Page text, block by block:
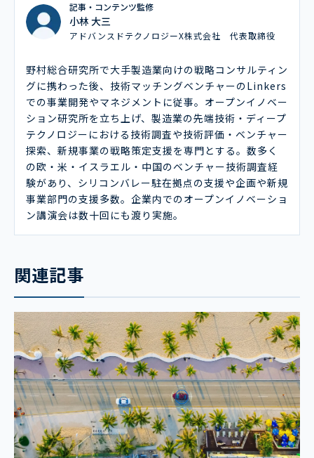
記事・コンテンツ監修
小林 大三
アドバンスドテクノロジーX株式会社 代表取締役
野村総合研究所で大手製造業向けの戦略コンサルティン
グに携わった後、技術マッチングベンチャーのLinkers
での事業開発やマネジメントに従事。オープンイノベー
ション研究所を立ち上げ、製造業の先端技術・ディープ
テクノロジーにおける技術調査や技術評価・ベンチャー
探索、新規事業の戦略策定支援を専門とする。数多く
の欧・米・イスラエル・中国のベンチャー技術調査経
験があり、シリコンバレー駐在拠点の支援や企画や新規
事業部門の支援多数。企業内でのオープンイノベーショ
ン講演会は数十回にも渡り実施。
関連記事